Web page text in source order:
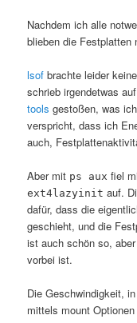
Nachdem ich alle
blieben die Festplatten
lsof brachte leider
schrieb irgendetwas
tools gestoßen, was
verspricht, dass ich
auch,
Aber mit ps aux fiel
ext4lazyinit auf.
dafür, dass die
geschieht, und die
ist auch schön so,
vorbei ist.
Die Geschwindigkeit,
mittels mount